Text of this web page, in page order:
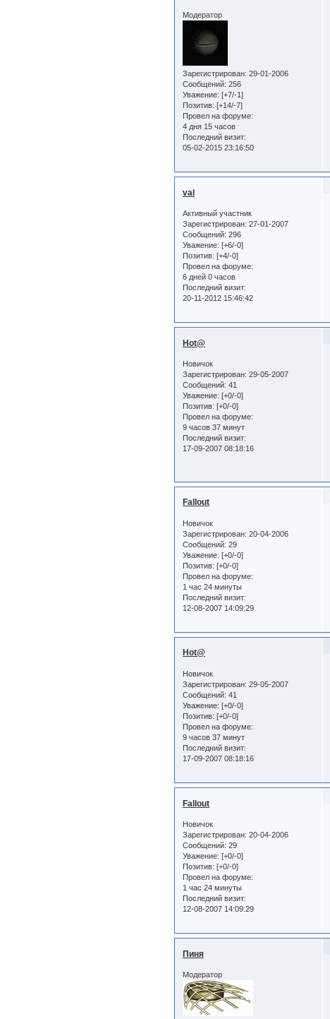
Модератор
Зарегистрирован: 29-01-2006
Сообщений: 256
Уважение: [+7/-1]
Позитив: [+14/-7]
Провел на форуме:
4 дня 15 часов
Последний визит:
05-02-2015 23:16:50
val
Активный участник
Зарегистрирован: 27-01-2007
Сообщений: 296
Уважение: [+6/-0]
Позитив: [+4/-0]
Провел на форуме:
6 дней 0 часов
Последний визит:
20-11-2012 15:46:42
Hot@
Новичок
Зарегистрирован: 29-05-2007
Сообщений: 41
Уважение: [+0/-0]
Позитив: [+0/-0]
Провел на форуме:
9 часов 37 минут
Последний визит:
17-09-2007 08:18:16
Fallout
Новичок
Зарегистрирован: 20-04-2006
Сообщений: 29
Уважение: [+0/-0]
Позитив: [+0/-0]
Провел на форуме:
1 час 24 минуты
Последний визит:
12-08-2007 14:09:29
Hot@
Новичок
Зарегистрирован: 29-05-2007
Сообщений: 41
Уважение: [+0/-0]
Позитив: [+0/-0]
Провел на форуме:
9 часов 37 минут
Последний визит:
17-09-2007 08:18:16
Fallout
Новичок
Зарегистрирован: 20-04-2006
Сообщений: 29
Уважение: [+0/-0]
Позитив: [+0/-0]
Провел на форуме:
1 час 24 минуты
Последний визит:
12-08-2007 14:09:29
Пиня
Модератор